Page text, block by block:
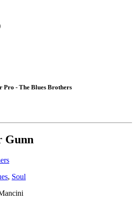
Pro - The Blues Brothers
Gunn
, Soul